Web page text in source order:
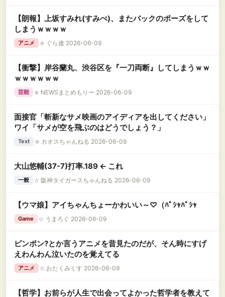
【朗報】上坂すみれ(すみぺ)、またバックのポーズをして
しまうｗｗｗｗ
アニメ ★ ぐら速 2026-06-09
【衝撃】岸谷蘭丸、渋谷区を『一刀両断』してしまうｗｗ
ｗｗｗｗｗｗ
芸能 ★ NEWSまとめもりー 2026-06-09
面接官「斬新なサメ映画のアイディアを出してください」
ワイ「サメが空を飛ぶのはどうでしょう？」
Text ★ カオスちゃんねる 2026-06-09
大山悠輔(37-7)打率.189 ← これ
一般 ☆ 阪神タイガースちゃんねる 2026-06-09
【ウマ娘】アイちゃんちょーかわいい～♡（ﾊﾟｼｬﾊﾟｼｬ
Game ☆ うまろぐ 2026-06-09
ピンポン?とか言うアニメを昔見たのだが、そん時にすげ
えわんわん泣いたのを覚えてる
アニメ ☆ おたくみくす 2026-06-09
【哲学】お前らが人生で出会ってよかった哲学者を教えて